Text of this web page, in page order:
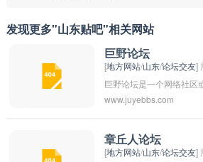
发现更多"山东贴吧"相关网站
巨野论坛
[地方网站/山东/论坛交友]
巨野论坛是一个网络社区
一个地方性的论坛，也可
论、分享信息和交流意见
理员进行管理和监督。巨
www.juyebbs.com
章丘人论坛
[地方网站/山东/论坛交友]